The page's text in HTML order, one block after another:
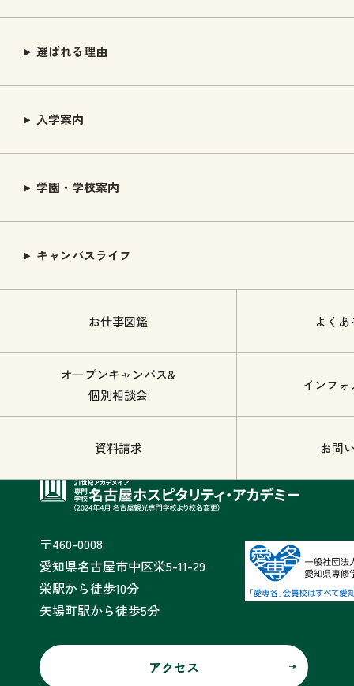
選ばれる理由
入学案内
学園・学校案内
キャンパスライフ
お仕事図鑑 よく
オープンキャンパス&
個別相談会
インフ
資料請求 お問
〒460-0008
愛知県名古屋市中区栄5-11-29
栄駅から徒歩10分
矢場町駅から徒歩5分
アクセス